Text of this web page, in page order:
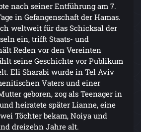
nach seiner Entführung am 7.
in Gefangenschaft der Hamas.
weltweit für das Schicksal der
ein, trifft Staats- und
Reden vor den Vereinten
seine Geschichte vor Publikum
Eli Sharabi wurde in Tel Aviv
Vaters und einer
geboren, zog als Teenager in
heiratete später Lianne, eine
Töchter bekam, Noiya und
dreizehn Jahre alt.